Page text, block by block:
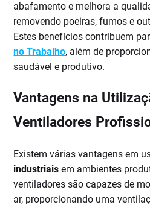
abafamento e melhora a
removendo poeiras, fumos e
Estes benefícios contribuem
no Trabalho, além de
saudável e produtivo.
Vantagens na
Ventiladores
Existem várias vantagens em
industriais em ambientes
ventiladores são capazes de
ar, proporcionando uma